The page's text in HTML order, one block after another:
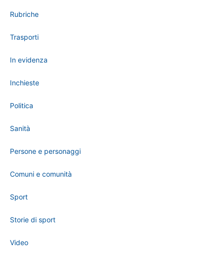
Rubriche
Trasporti
In evidenza
Inchieste
Politica
Sanità
Persone e personaggi
Comuni e comunità
Sport
Storie di sport
Video